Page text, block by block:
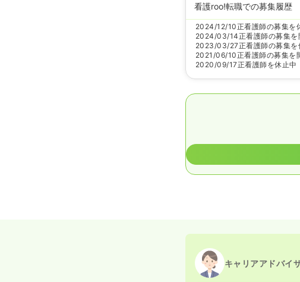
看護roo!転職での募集履歴
2024/12/10正看護師の募集を
2024/03/14正看護師の募集を
2023/03/27正看護師の募集を
2021/06/10正看護師の募集を
2020/09/17正看護師を休止中
キャリアアドバイ